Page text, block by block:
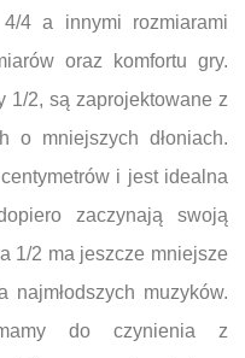
4 a innymi rozmiarami
oraz komfortu gry.
1/2, są zaprojektowane z
o mniejszych dłoniach.
i jest idealna
zaczynają swoją
1/2 ma jeszcze mniejsze
muzyków.
do czynienia z